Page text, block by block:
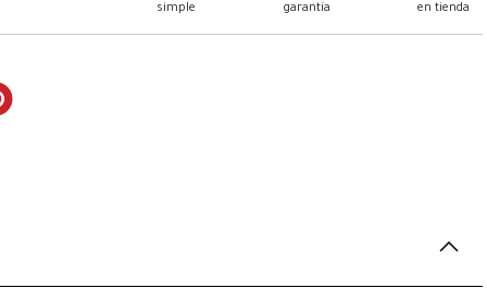
simple
garantía
en tienda